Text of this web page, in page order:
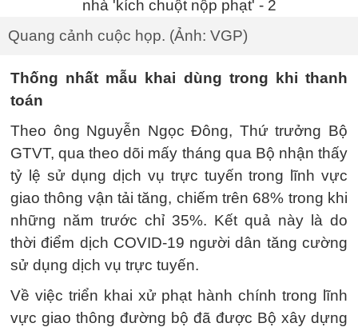
Quang cảnh cuộc họp. (Ảnh: VGP)
Thống nhất mẫu khai dùng trong khi thanh
toán
Theo ông Nguyễn Ngọc Đông, Thứ trưởng Bộ
GTVT, qua theo dõi mấy tháng qua Bộ nhận thấy
tỷ lệ sử dụng dịch vụ trực tuyến trong lĩnh vực
giao thông vận tải tăng, chiếm trên 68% trong khi
những năm trước chỉ 35%. Kết quả này là do
thời điểm dịch COVID-19 người dân tăng cường
sử dụng dịch vụ trực tuyến.
Về việc triển khai xử phạt hành chính trong lĩnh
vực giao thông đường bộ đã được Bộ xây dựng